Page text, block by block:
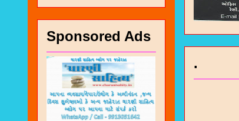
.
Sponsored Ads